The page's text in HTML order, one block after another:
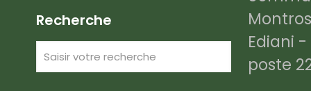
Recherche
Ediani -
poste